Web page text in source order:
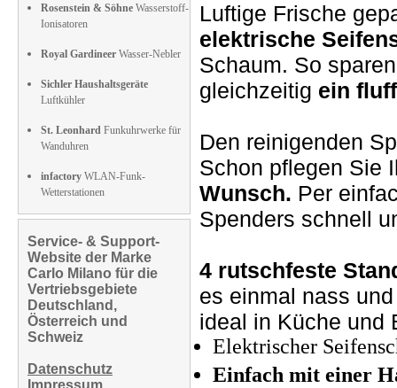
Rosenstein & Söhne Wasserstoff-
Ionisatoren
Royal Gardineer Wasser-Nebler
Sichler Haushaltsgeräte
Luftkühler
St. Leonhard Funkuhrwerke für
Wanduhren
infactory WLAN-Funk-
Wetterstationen
Service- & Support-
Website der Marke
Carlo Milano für die
Vertriebsgebiete
Deutschland,
Österreich und
Schweiz
Datenschutz
Impressum
Luftige Frische
elektrische
Schaum. So
gleichzeitig ein
Den reinigenden
Schon pflegen Sie
Wunsch. Per
Spenders schnell
4 rutschfeste
es einmal nass
ideal in Küche und
Elektrischer
Einfach mit einer